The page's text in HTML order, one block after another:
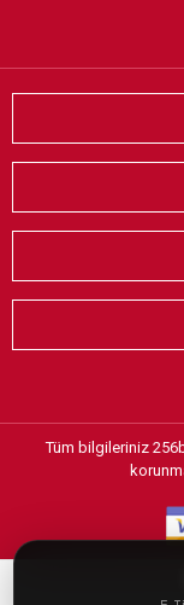
Tüm bilgileriniz